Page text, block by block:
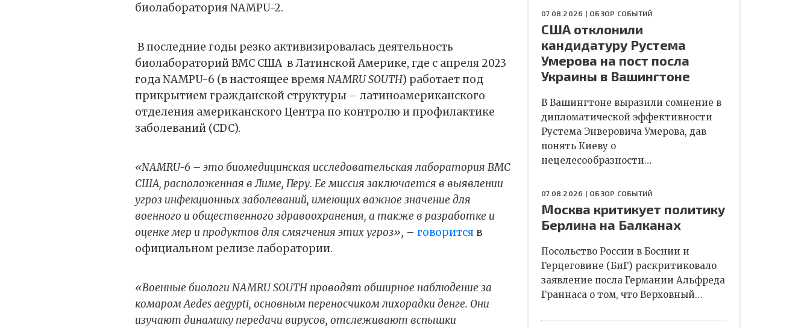
биолаборатория NAMPU-2.
В последние годы резко активизировалась деятельность
биолабораторий ВМС США в Латинской Америке, где с апреля 2023
года NAMPU-6 (в настоящее времяNAMRU SOUTH) работает под
прикрытием гражданской структуры – латиноамериканского
отделения американского Центра по контролю и профилактике
заболеваний (CDC).
«NAMRU-6 – это биомедицинская исследовательская лаборатория ВМС
США, расположенная в Лиме, ​​Перу. Ее миссия заключается в выявлении
угроз инфекционных заболеваний, имеющих важное значение для
военного и общественного здравоохранения, а также в разработке и
оценке мер и продуктов для смягчения этих угроз», – говоритсяв
официальном релизе лаборатории.
«Военные биологи NAMRU SOUTH проводят обширное наблюдение за
комаром Aedes aegypti, основным переносчиком лихорадки денге. Они
изучают динамику передачи вирусов, отслеживают вспышки
07.08.2026 | ОБЗОР СОБЫТИЙ
США отклонили
кандидатуру Рустема
Умерова на пост посла
Украины в Вашингтоне
В Вашингтоне выразили сомнение в
дипломатической эффективности
Рустема Энверовича Умерова, дав
понять Киеву о
нецелесообразности…
07.08.2026 | ОБЗОР СОБЫТИЙ
Москва критикует политику
Берлина на Балканах
Посольство России в Боснии и
Герцеговине (БиГ) раскритиковало
заявление посла Германии Альфреда
Граннаса о том, что Верховный…